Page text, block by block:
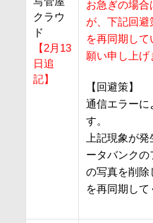
クラウ
ド
【2月13
日追
記】
お急ぎの場合
が、下記回
を再同期し
願い申し上げ
【回避策】
通信エラーに
す。
上記現象が
ータバンクの
の写真を削除
を再同期して